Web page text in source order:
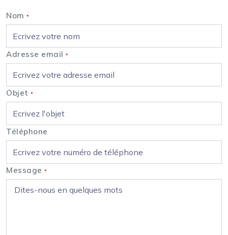
Nom *
Adresse email *
Objet *
Téléphone
Message *